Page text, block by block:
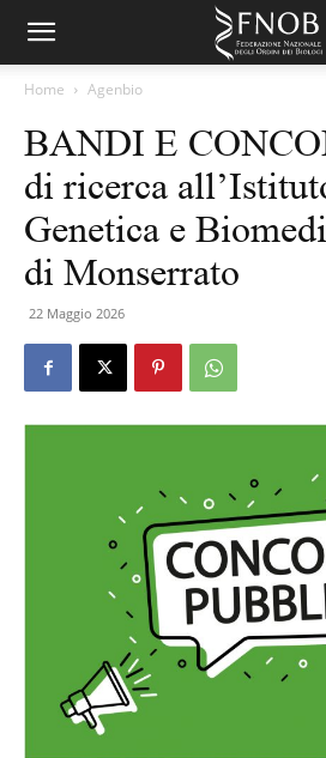
Home Agenbio
BANDI E
di ricerca
Genetica e
di Monserrato
22 Maggio 2026